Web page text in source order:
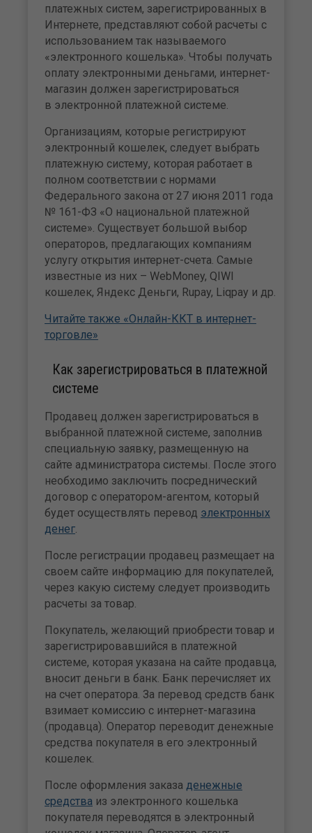
платежных систем, зарегистрированных в
Интернете, представляют собой расчеты с
использованием так называемого
«электронного кошелька». Чтобы получать
оплату электронными деньгами, интернет-
магазин должен зарегистрироваться
в электронной платежной системе.
Организациям, которые регистрируют
электронный кошелек, следует выбрать
платежную систему, которая работает в
полном соответствии с нормами
Федерального закона от 27 июня 2011 года
№ 161-ФЗ «О национальной платежной
системе». Существует большой выбор
операторов, предлагающих компаниям
услугу открытия интернет-счета. Самые
известные из них – WebMoney, QIWI
кошелек, Яндекс Деньги, Rupay, Liqpay и др.
Читайте также «Онлайн-ККТ в интернет-
торговле»
Как зарегистрироваться в платежной
системе
Продавец должен зарегистрироваться в
выбранной платежной системе, заполнив
специальную заявку, размещенную на
сайте администратора системы. После этого
необходимо заключить посреднический
договор с оператором-агентом, который
будет осуществлять перевод электронных
денег
После регистрации продавец размещает на
своем сайте информацию для покупателей,
через какую систему следует производить
расчеты за товар.
Покупатель, желающий приобрести товар и
зарегистрировавшийся в платежной
системе, которая указана на сайте продавца,
вносит деньги в банк. Банк перечисляет их
на счет оператора. За перевод средств банк
взимает комиссию с интернет-магазина
(продавца). Оператор переводит денежные
средства покупателя в его электронный
кошелек.
После оформления заказа денежные
средства из электронного кошелька
покупателя переводятся в электронный